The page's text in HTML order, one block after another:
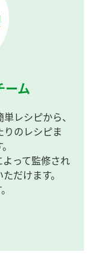
ーム
レシピから、
りのレシピま
って監修され
だけます。